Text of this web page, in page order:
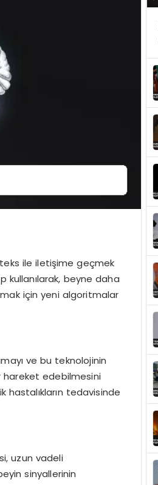
ile iletişime geçmek
kullanılarak, beyne daha
için yeni algoritmalar
ve bu teknolojinin
hareket edebilmesini
hastalıkların tedavisinde
uzun vadeli
sinyallerinin